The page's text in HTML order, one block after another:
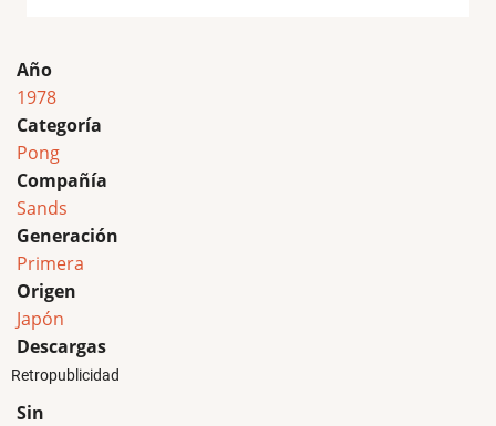
Año
1978
Categoría
Pong
Compañía
Sands
Generación
Primera
Origen
Japón
Descargas
Retropublicidad
Sin